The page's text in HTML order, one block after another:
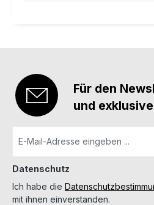
Für den
und
Datenschutz
Ich habe die
mit ihnen einverstanden.